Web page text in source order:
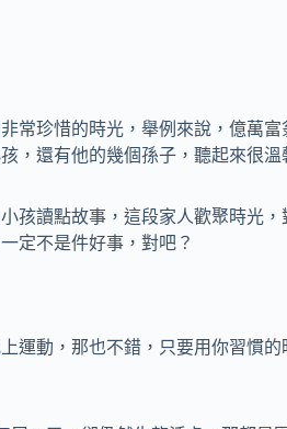
常珍惜的時光，舉例來說，億萬富
，還有他的幾個孫子，聽起來很溫
孩讀點故事，這段家人歡聚時光
定不是件好事，對吧？
運動，那也不錯，只要用你習慣的